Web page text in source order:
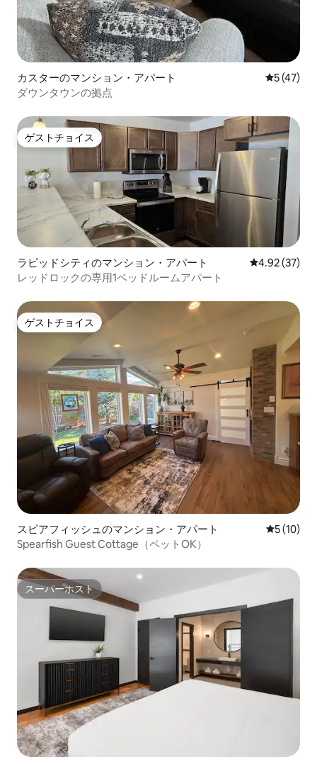
カスターのマンション・アパート レビュー
5 (47)
ダウンタウンの拠点
ゲストチョイス
ゲストチョイス
ラピッドシティのマンション・アパート レビュー37
4.92 (37)
レッドロックの専用1ベッドルームアパート
ゲストチョイス
ゲストチョイス
スピアフィッシュのマンション・アパート レビュー
5 (10)
Spearfish Guest Cottage（ペットOK）
スーパーホスト
スーパーホスト